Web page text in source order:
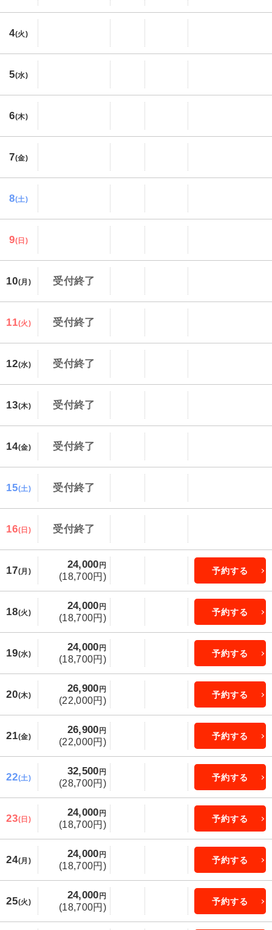
4(火)
5(水)
6(木)
7(金)
8(土)
9(日)
10(月) 受付終了
11(火) 受付終了
12(水) 受付終了
13(木) 受付終了
14(金) 受付終了
15(土) 受付終了
16(日) 受付終了
17(月)
24,000 円
(18,700円)
予約する
18(火)
24,000 円
(18,700円)
予約する
19(水)
24,000 円
(18,700円)
予約する
20(木)
26,900 円
(22,000円)
予約する
21(金)
26,900 円
(22,000円)
予約する
22(土)
32,500 円
(28,700円)
予約する
23(日)
24,000 円
(18,700円)
予約する
24(月)
24,000 円
(18,700円)
予約する
25(火)
24,000 円
(18,700円)
予約する